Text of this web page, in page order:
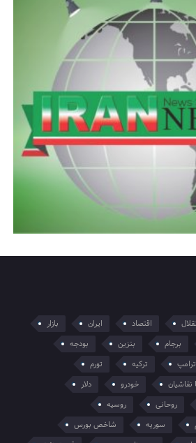
اقتصاد ایران
بازار
برجام بنزین
بودجه
ترامپ ترکیه
تورم
خودرو
دلار
روحانی
روسیه
سوریه
شاخص بورس